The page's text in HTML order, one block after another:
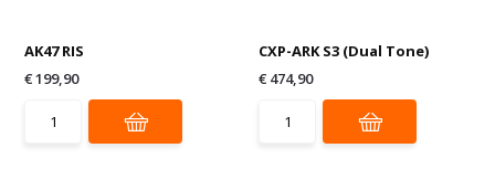
AK47 RIS
€ 199,90
CXP-ARK S3 (Dual Tone)
€ 474,90